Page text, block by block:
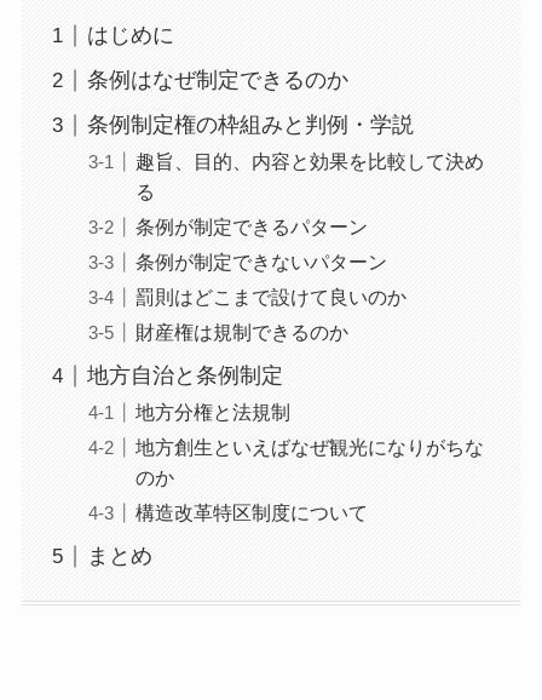
はじめに
条例はなぜ制定できるのか
条例制定権の枠組みと判例・学説
趣旨、目的、内容と効果を比較して決め
る
条例が制定できるパターン
条例が制定できないパターン
罰則はどこまで設けて良いのか
財産権は規制できるのか
地方自治と条例制定
地方分権と法規制
地方創生といえばなぜ観光になりがちな
のか
構造改革特区制度について
まとめ